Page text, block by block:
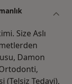
Size Aslı
Damon
(Telsiz Tedavi),